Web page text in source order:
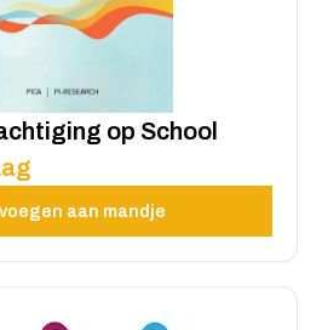
op School
aan mandje